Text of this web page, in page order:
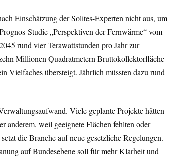
Einschätzung der Solites-Experten nicht aus, um
Studie „Perspektiven der Fernwärme“ vom
rund vier Terawattstunden pro Jahr zur
Millionen Quadratmetern Bruttokollektorfläche –
Vielfaches übersteigt. Jährlich müssten dazu rund
Viele geplante Projekte hätten
anderem, weil geeignete Flächen fehlten oder
die Branche auf neue gesetzliche Regelungen.
auf Bundesebene soll für mehr Klarheit und